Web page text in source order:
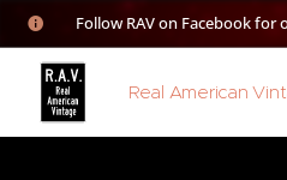
👉 Follow RAV on Facebook
Real American